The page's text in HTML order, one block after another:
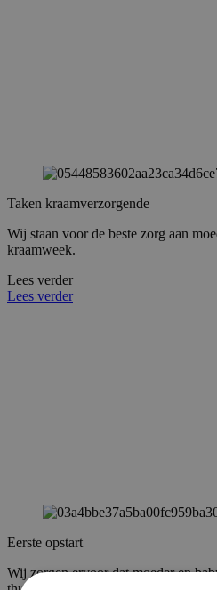
Taken kraamverzorgende
Wij staan voor de beste zorg aan
kraamweek.
Lees verder
Lees verder
Eerste opstart
Wij zorgen ervoor dat moeder en